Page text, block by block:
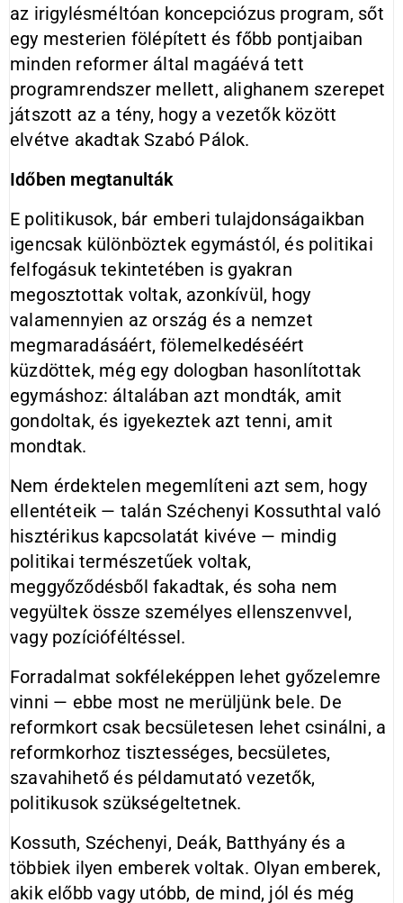
az irigylésméltóan koncepciózus program, sőt
egy mesterien fölépített és főbb pontjaiban
minden reformer által magáévá tett
programrendszer mellett, alighanem szerepet
játszott az a tény, hogy a vezetők között
elvétve akadtak Szabó Pálok.
Időben megtanulták
E politikusok, bár emberi tulajdonságaikban
igencsak különböztek egymástól, és politikai
felfogásuk tekintetében is gyakran
megosztottak voltak, azonkívül, hogy
valamennyien az ország és a nemzet
megmaradásáért, fölemelkedéséért
küzdöttek, még egy dologban hasonlítottak
egymáshoz: általában azt mondták, amit
gondoltak, és igyekeztek azt tenni, amit
mondtak.
Nem érdektelen megemlíteni azt sem, hogy
ellentéteik — talán Széchenyi Kossuthtal való
hisztérikus kapcsolatát kivéve — mindig
politikai természetűek voltak,
meggyőződésből fakadtak, és soha nem
vegyültek össze személyes ellenszenvvel,
vagy pozícióféltéssel.
Forradalmat sokféleképpen lehet győzelemre
vinni — ebbe most ne merüljünk bele. De
reformkort csak becsületesen lehet csinálni, a
reformkorhoz tisztességes, becsületes,
szavahihető és példamutató vezetők,
politikusok szükségeltetnek.
Kossuth, Széchenyi, Deák, Batthyány és a
többiek ilyen emberek voltak. Olyan emberek,
akik előbb vagy utóbb, de mind, jól és még